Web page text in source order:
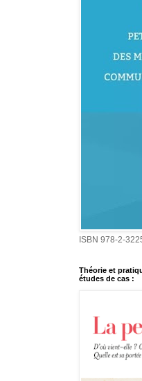
ISBN 978-2-
Théorie et
études de cas :